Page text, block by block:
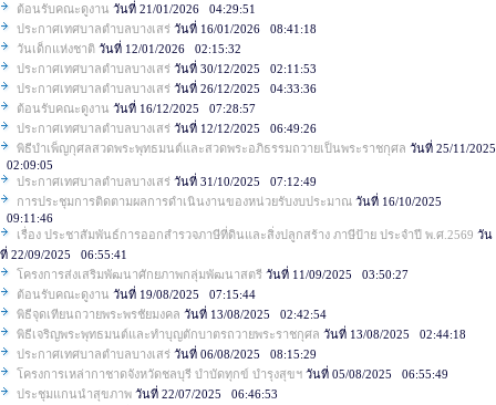
ต้อนรับคณะดูงาน วันที่ 21/01/2026 04:29:51
ประกาศเทศบาลตำบลบางเสร่ วันที่ 16/01/2026 08:41:18
วันเด็กแห่งชาติ วันที่ 12/01/2026 02:15:32
ประกาศเทศบาลตำบลบางเสร่ วันที่ 30/12/2025 02:11:53
ประกาศเทศบาลตำบลบางเสร่ วันที่ 26/12/2025 04:33:36
ต้อนรับคณะดูงาน วันที่ 16/12/2025 07:28:57
ประกาศเทศบาลตำบลบางเสร่ วันที่ 12/12/2025 06:49:26
พิธีบำเพ็ญกุศลสวดพระพุทธมนต์และสวดพระอภิธรรมถวายเป็นพระราชกุศล วันที่ 25/11/2025
02:09:05
ประกาศเทศบาลตำบลบางเสร่ วันที่ 31/10/2025 07:12:49
การประชุมการติดตามผลการดำเนินงานของหน่วยรับงบประมาณ วันที่ 16/10/2025
09:11:46
เรื่อง ประชาสัมพันธ์การออกสำรวจภาษีที่ดินและสิ่งปลูกสร้าง ภาษีป้าย ประจำปี พ.ศ.2569 วัน
ที่ 22/09/2025 06:55:41
โครงการส่งเสริมพัฒนาศักยภาพกลุ่มพัฒนาสตรี วันที่ 11/09/2025 03:50:27
ต้อนรับคณะดูงาน วันที่ 19/08/2025 07:15:44
พิธีจุดเทียนถวายพระพรชัยมงคล วันที่ 13/08/2025 02:42:54
พิธีเจริญพระพุทธมนต์และทำบุญตักบาตรถวายพระราชกุศล วันที่ 13/08/2025 02:44:18
ประกาศเทศบาลตำบลบางเสร่ วันที่ 06/08/2025 08:15:29
โครงการเหล่ากาชาดจังหวัดชลบุรี บำบัดทุกข์ บำรุงสุขฯ วันที่ 05/08/2025 06:55:49
ประชุมแกนนำสุขภาพ วันที่ 22/07/2025 06:46:53